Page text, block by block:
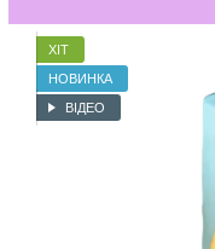
ХІТ
НОВИНКА
ВІДЕО